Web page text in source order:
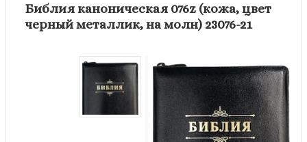
Библия каноническая 076z (кожа, цвет
черный металлик, на молн) 23076-21